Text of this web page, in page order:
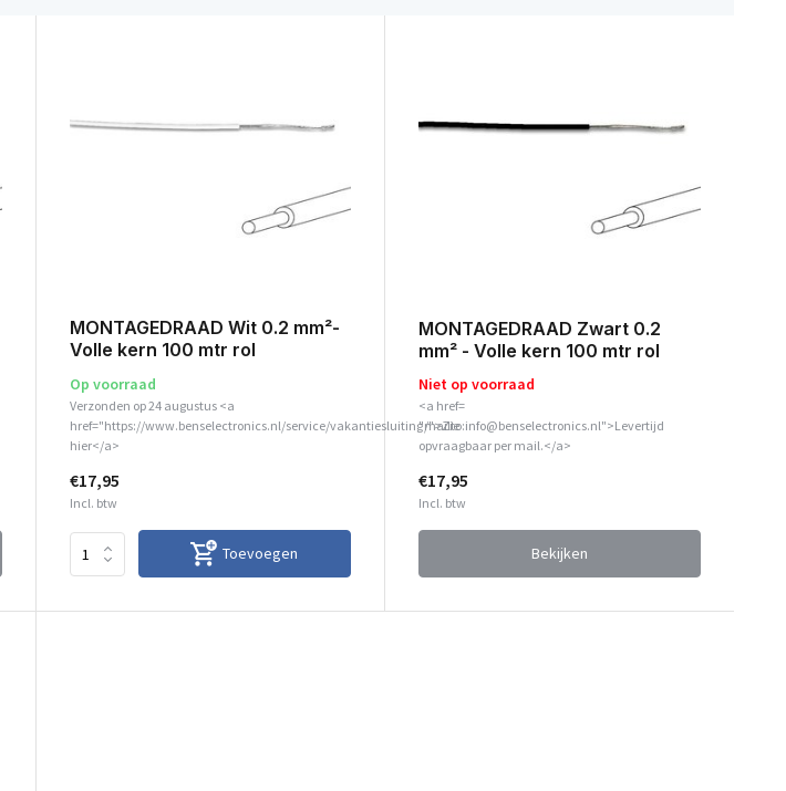
MONTAGEDRAAD Wit 0.2 mm²-
Volle kern 100 mtr rol
Op voorraad
Verzonden op 24 augustus <a
href="https://www.benselectronics.nl/service/vakantiesluiting/">Zie
hier</a>
€17,95
Incl. btw
Toevoegen
MONTAGEDRAAD Zwart 0.2
mm² - Volle kern 100 mtr rol
Niet op voorraad
<a href=
"mailto:info@benselectronics.nl">Levertijd
opvraagbaar per mail.</a>
€17,95
Incl. btw
Bekijken